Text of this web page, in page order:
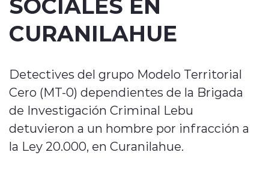
Entrevistas
modo claro
CURANILAHUE
Detectives del grupo Modelo Territorial
Cero (MT-0) dependientes de la Brigada
de Investigación Criminal Lebu
detuvieron a un hombre por infracción a
la Ley 20.000, en Curanilahue.